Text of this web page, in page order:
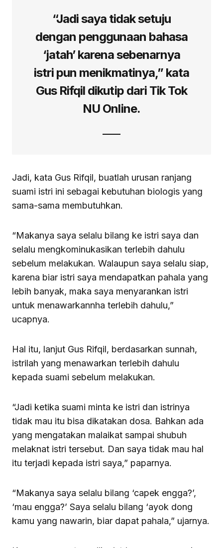
“Jadi saya tidak setuju
dengan penggunaan bahasa
‘jatah’ karena sebenarnya
istri pun menikmatinya,” kata
Gus Rifqil dikutip dari Tik Tok
NU Online.
Jadi, kata Gus Rifqil, buatlah urusan ranjang
suami istri ini sebagai kebutuhan biologis yang
sama-sama membutuhkan.
“Makanya saya selalu bilang ke istri saya dan
selalu mengkominukasikan terlebih dahulu
sebelum melakukan. Walaupun saya selalu siap,
karena biar istri saya mendapatkan pahala yang
lebih banyak, maka saya menyarankan istri
untuk menawarkannha terlebih dahulu,”
ucapnya.
Hal itu, lanjut Gus Rifqil, berdasarkan sunnah,
istrilah yang menawarkan terlebih dahulu
kepada suami sebelum melakukan.
“Jadi ketika suami minta ke istri dan istrinya
tidak mau itu bisa dikatakan dosa. Bahkan ada
yang mengatakan malaikat sampai shubuh
melaknat istri tersebut. Dan saya tidak mau hal
itu terjadi kepada istri saya,” paparnya.
“Makanya saya selalu bilang ‘capek engga?’,
‘mau engga?’ Saya selalu bilang ‘ayok dong
kamu yang nawarin, biar dapat pahala,” ujarnya.